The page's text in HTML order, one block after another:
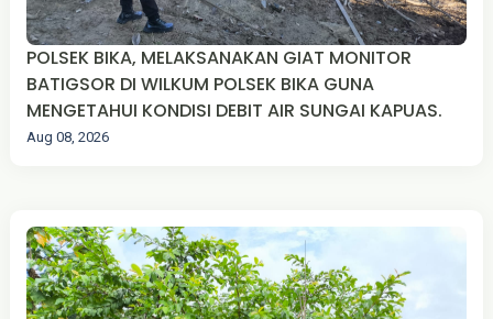
POLSEK BIKA, MELAKSANAKAN GIAT MONITOR
BATIGSOR DI WILKUM POLSEK BIKA GUNA
MENGETAHUI KONDISI DEBIT AIR SUNGAI KAPUAS.
Aug 08, 2026